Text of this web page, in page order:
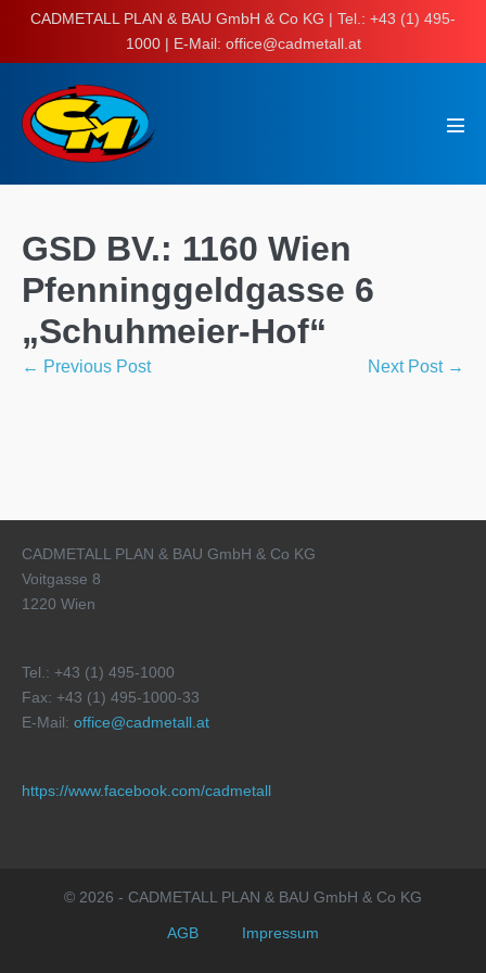
SkipCADMETALL PLAN & BAU GmbH & Co KG | Tel.: +43 (1) 495-
1000 | E-Mail: office@cadmetall.at
GSD BV.: 1160 Wien
Pfenninggeldgasse 6
„Schuhmeier-Hof“
Post
← Previous Post Next Post →
CADMETALL PLAN & BAU GmbH & Co KG
Voitgasse 8
1220 Wien
Tel.: +43 (1) 495-1000
Fax: +43 (1) 495-1000-33
E-Mail: office@cadmetall.at
https://www.facebook.com/cadmetall
© 2026 - CADMETALL PLAN & BAU GmbH & Co KG
AGB Impressum